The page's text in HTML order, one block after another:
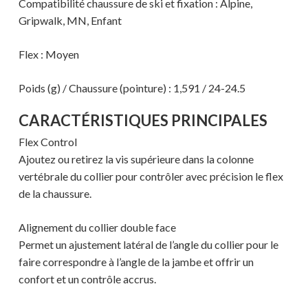
Votre panier est vide.
Compatibilité chaussure de ski et fixation : Alpine,
Gripwalk, MN, Enfant
Flex : Moyen
Poids (g) / Chaussure (pointure) : 1,591 / 24-24.5
CARACTÉRISTIQUES PRINCIPALES
Flex Control
Ajoutez ou retirez la vis supérieure dans la colonne
vertébrale du collier pour contrôler avec précision le flex
de la chaussure.
Alignement du collier double face
Permet un ajustement latéral de l’angle du collier pour le
faire correspondre à l’angle de la jambe et offrir un
confort et un contrôle accrus.